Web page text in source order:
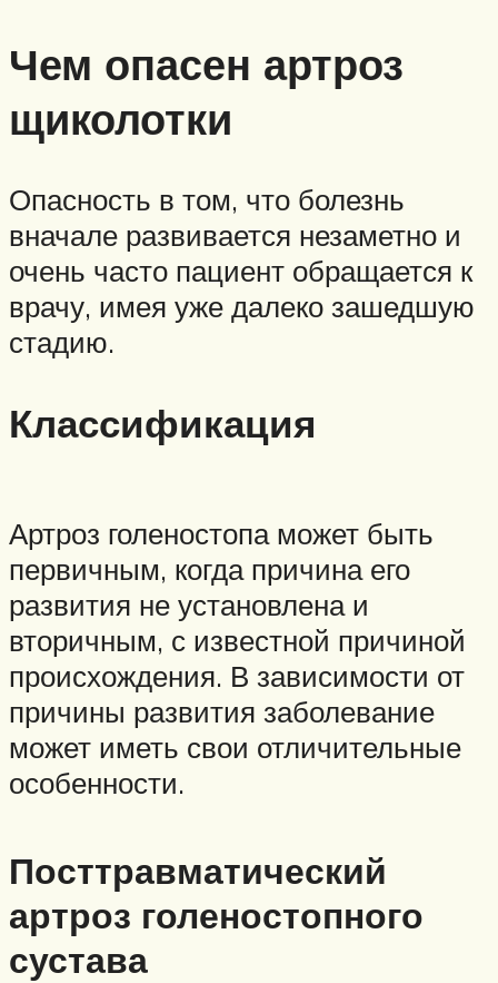
Чем опасен артроз
щиколотки
Опасность в том, что болезнь
вначале развивается незаметно и
очень часто пациент обращается к
врачу, имея уже далеко зашедшую
стадию.
Классификация
Артроз голеностопа может быть
первичным, когда причина его
развития не установлена и
вторичным, с известной причиной
происхождения. В зависимости от
причины развития заболевание
может иметь свои отличительные
особенности.
Посттравматический
артроз голеностопного
сустава